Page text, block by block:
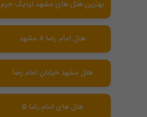
بهترین هتل های مشهد نزدیک حرم
هتل امام رضا 8 مشهد
هتل مشهد خیابان امام رضا
هتل های امام رضا 5